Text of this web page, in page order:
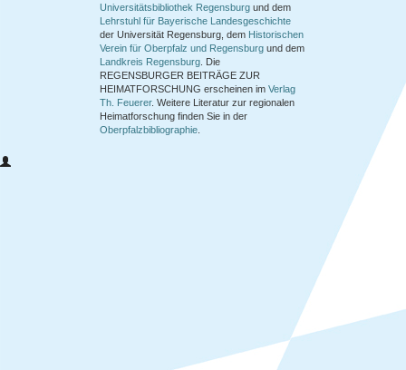
Universitätsbibliothek Regensburg und dem
Lehrstuhl für Bayerische Landesgeschichte
der Universität Regensburg, dem Historischen
Verein für Oberpfalz und Regensburg und dem
Landkreis Regensburg . Die
REGENSBURGER BEITRÄGE ZUR
HEIMATFORSCHUNG erscheinen im Verlag
Th. Feuerer. Weitere Literatur zur regionalen
Heimatforschung finden Sie in der
Oberpfalzbibliographie